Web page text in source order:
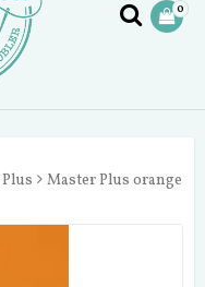
0
Master Plus orange